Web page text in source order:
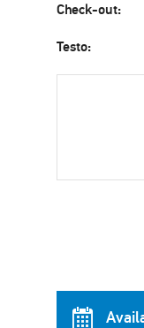
Check-out:
Testo: